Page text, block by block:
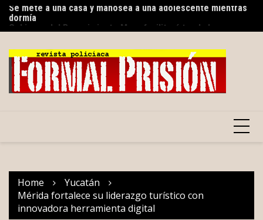
Skip
content
dormía
Gobierno del Renacimiento Maya facilitará traslados
gratuitos vía Uber para usuarios del CREE
Home
Yucatán
Mérida fortalece su liderazgo turístico con
innovadora herramienta digital